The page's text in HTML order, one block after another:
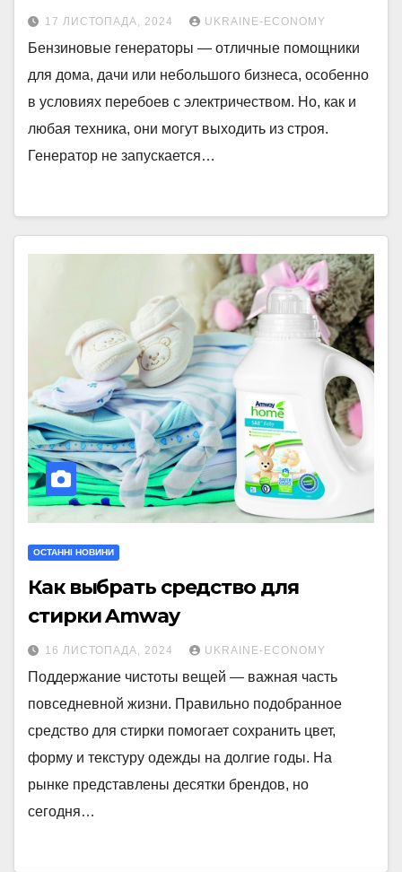
17 ЛИСТОПАДА, 2024 UKRAINE-ECONOMY
Бензиновые генераторы — отличные помощники
для дома, дачи или небольшого бизнеса, особенно
в условиях перебоев с электричеством. Но, как и
любая техника, они могут выходить из строя.
Генератор не запускается…
ОСТАННІ НОВИНИ
Как выбрать средство для
стирки Amway
16 ЛИСТОПАДА, 2024 UKRAINE-ECONOMY
Поддержание чистоты вещей — важная часть
повседневной жизни. Правильно подобранное
средство для стирки помогает сохранить цвет,
форму и текстуру одежды на долгие годы. На
рынке представлены десятки брендов, но
сегодня…